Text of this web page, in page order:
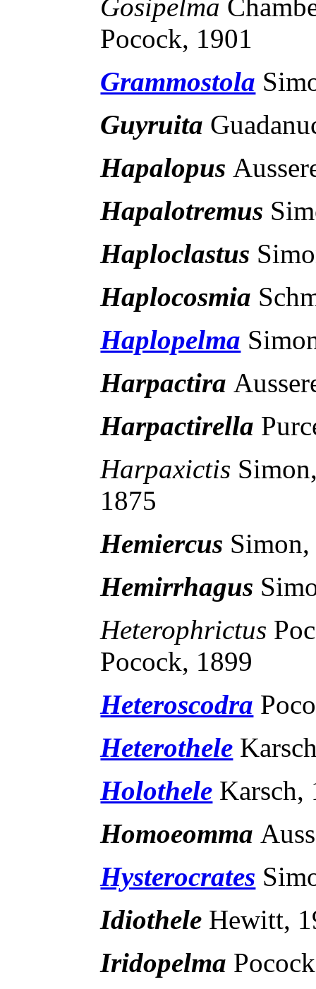
Gosipelma
Pocock, 1901
Grammostola
Guyruita
Hapalopus
Hapalotremus
Haploclastus
Haplocosmia
Haplopelma
Harpactira
Harpactirella
Harpaxictis
1875
Hemiercus
Hemirrhagus
Heterophrictus
Pocock, 1899
Heteroscodra
Heterothele
Holothele Karsch,
Homoeomma
Hysterocrates
Idiothele Hewitt,
Iridopelma